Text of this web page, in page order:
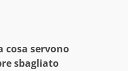
cosa servono
sbagliato